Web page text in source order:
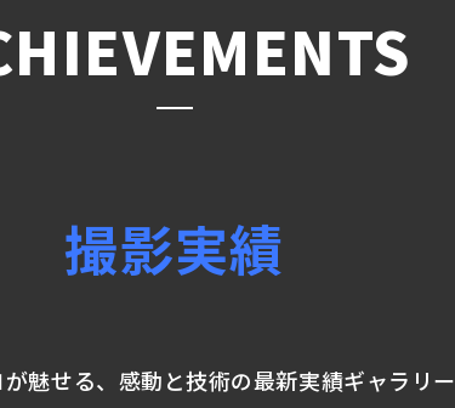
撮影実績
魅せる、 感動と技術の最新実績ギャラリー